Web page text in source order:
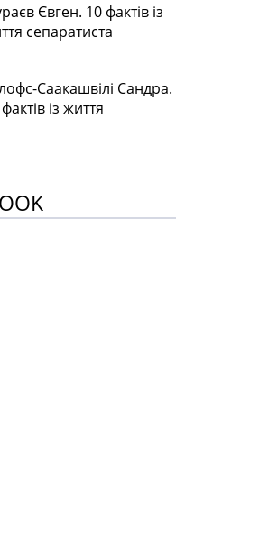
Євген. 10 фактів із
сепаратиста
Саакашвілі Сандра.
із життя